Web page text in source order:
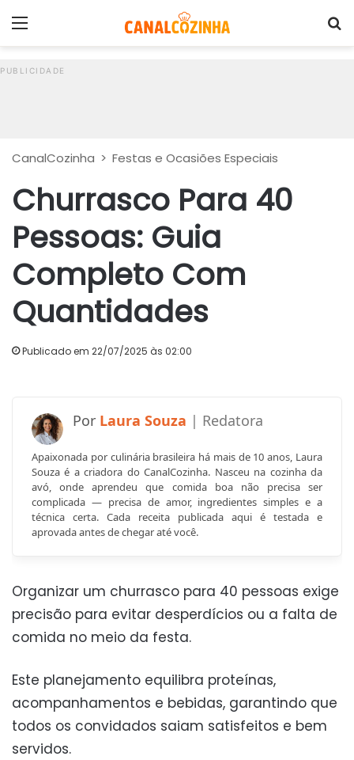
Menu
CanalCozinha > Festas e Ocasiões Especiais
Churrasco Para 40
Pessoas: Guia
Completo Com
Quantidades
Publicado em 22/07/2025 às 02:00
Laura Souza
Apaixonada por culinária brasileira há mais de 10 anos, Laura
Souza é a criadora do CanalCozinha. Nasceu na cozinha da
avó, onde aprendeu que comida boa não precisa ser
complicada — precisa de amor, ingredientes simples e a
técnica certa. Cada receita publicada aqui é testada e
aprovada antes de chegar até você.
Organizar um churrasco para 40 pessoas exige
precisão para evitar desperdícios ou a falta de
comida no meio da festa.
Este planejamento equilibra proteínas,
acompanhamentos e bebidas, garantindo que
todos os convidados saiam satisfeitos e bem
servidos.